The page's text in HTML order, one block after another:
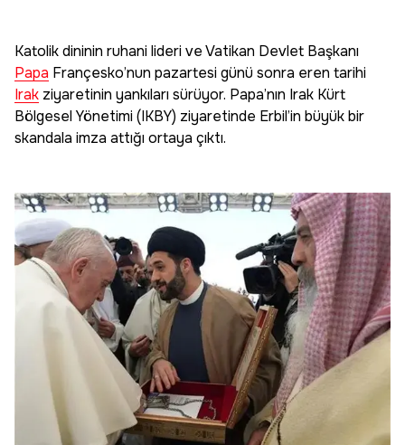
Katolik dininin ruhani lideri ve Vatikan Devlet Başkanı
Papa Françesko’nun pazartesi günü sonra eren tarihi
Irak ziyaretinin yankıları sürüyor. Papa’nın Irak Kürt
Bölgesel Yönetimi (IKBY) ziyaretinde Erbil’in büyük bir
skandala imza attığı ortaya çıktı.